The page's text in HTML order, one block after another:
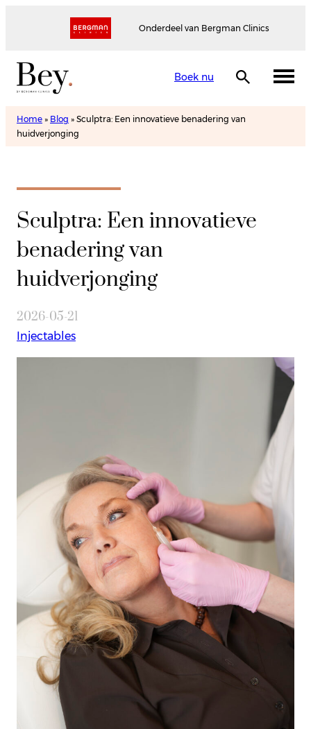
Onderdeel van Bergman Clinics
Boek nu
Home » Blog » Sculptra: Een innovatieve benadering van
huidverjonging
Sculptra: Een innovatieve
benadering van
huidverjonging
2026-05-21
Injectables